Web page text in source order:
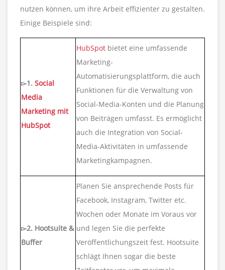
nutzen können, um ihre Arbeit effizienter zu gestalten.
Einige Beispiele sind:
▻1. Social
Media
Marketing mit
HubSpot
HubSpot bietet eine umfassende
Marketing-
Automatisierungsplattform, die auch
Funktionen für die Verwaltung von
Social-Media-Konten und die Planung
von Beiträgen umfasst. Es ermöglicht
auch die Integration von Social-
Media-Aktivitäten in umfassende
Marketingkampagnen.
▻2. Hootsuite &
Buffer
Planen Sie ansprechende Posts für
Facebook, Instagram, Twitter etc.
Wochen oder Monate im Voraus vor
und legen Sie die perfekte
Veröffentlichungszeit fest. Hootsuite
schlägt Ihnen sogar die beste